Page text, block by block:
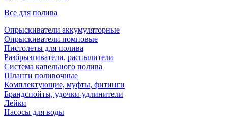
Все для полива
Опрыскиватели аккумуляторные
Опрыскиватели помповые
Пистолеты для полива
Разбрызгиватели, распылители
Система капельного полива
Шланги поливочные
Комплектующие, муфты, фитинги
Брандспойты, удочки-удлинители
Лейки
Насосы для воды